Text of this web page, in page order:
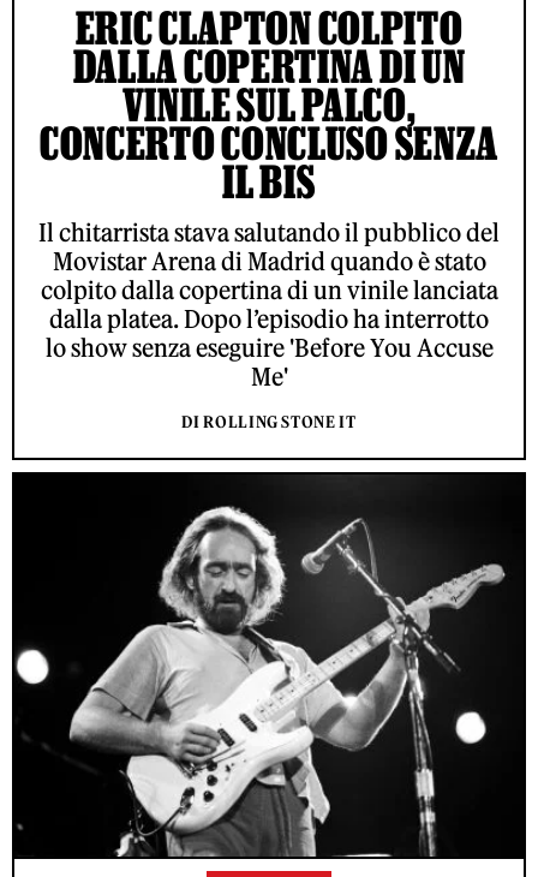
ERIC CLAPTON COLPITO
DALLA COPERTINA DI UN
VINILE SUL PALCO,
CONCERTO CONCLUSO SENZA
IL BIS
Il chitarrista stava salutando il pubblico del
Movistar Arena di Madrid quando è stato
colpito dalla copertina di un vinile lanciata
dalla platea. Dopo l’episodio ha interrotto
lo show senza eseguire 'Before You Accuse
Me'
DI ROLLING STONE IT